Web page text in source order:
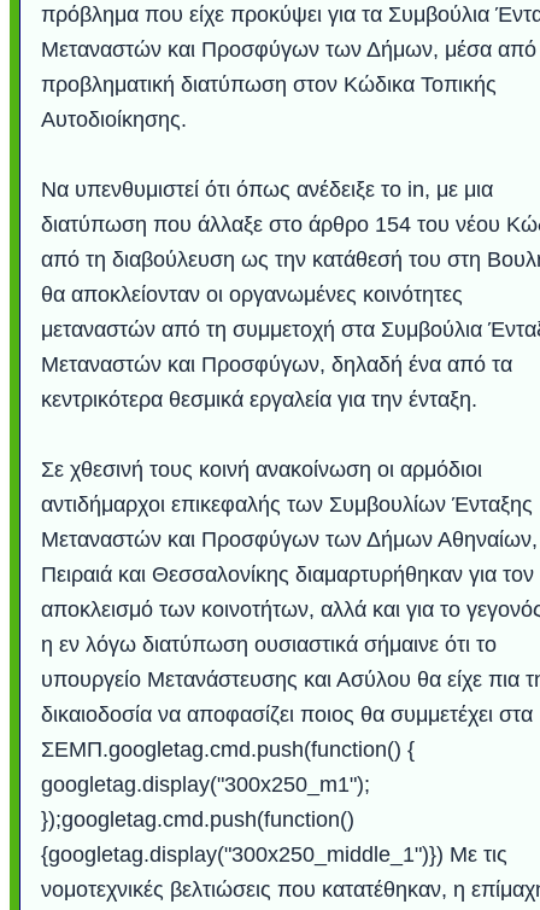
πρόβλημα που είχε προκύψει για τα Συμβούλια
Μεταναστών και Προσφύγων των Δήμων, μέσα από
προβληματική διατύπωση στον Κώδικα Τοπικής
Αυτοδιοίκησης.
Να υπενθυμιστεί ότι όπως ανέδειξε το in, με μια
διατύπωση που άλλαξε στο άρθρο 154 του νέου
από τη διαβούλευση ως την κατάθεσή του στη
θα αποκλείονταν οι οργανωμένες κοινότητες
μεταναστών από τη συμμετοχή στα Συμβούλια
Μεταναστών και Προσφύγων, δηλαδή ένα από τα
κεντρικότερα θεσμικά εργαλεία για την ένταξη.
Σε χθεσινή τους κοινή ανακοίνωση οι αρμόδιοι
αντιδήμαρχοι επικεφαλής των Συμβουλίων Ένταξης
Μεταναστών και Προσφύγων των Δήμων Αθηναίων,
Πειραιά και Θεσσαλονίκης διαμαρτυρήθηκαν για τον
αποκλεισμό των κοινοτήτων, αλλά και για το
η εν λόγω διατύπωση ουσιαστικά σήμαινε ότι το
υπουργείο Μετανάστευσης και Ασύλου θα είχε πια
δικαιοδοσία να αποφασίζει ποιος θα συμμετέχει στα
ΣΕΜΠ.googletag.cmd.push(function() {
googletag.display("300x250_m1");
});googletag.cmd.push(function()
{googletag.display("300x250_middle_1")}) Με τις
νομοτεχνικές βελτιώσεις που κατατέθηκαν, η
Ο αέρας του
τα μαλλιά
Ταξίδι στο
Διεθνής
Σταθμός: Ο
το παράθυρό
Μουσική από
Video:
καταιγίδα
Εντυπωσιακές
από
Abbey,Ταϊτή
Υποθαλάσσιο
στην
Η νέα
Αθήνας από το
που κάνει το
Ο Κομήτης του
φωτίσει τη Γη
κι απ' το
Συγκινητικό
λεοπάρδαλη
μωρό
Alesund: Μια
Νορβηγία που
Η γάτα και το